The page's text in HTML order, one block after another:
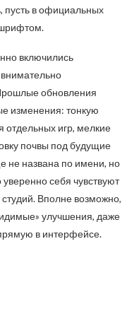
пусть в официальных
включились
обновления
изменения: тонкую
отдельных игр, мелкие
почвы под будущие
не названа по имени, но
себя чувствуют
Вполне возможно,
улучшения, даже
в интерфейсе.